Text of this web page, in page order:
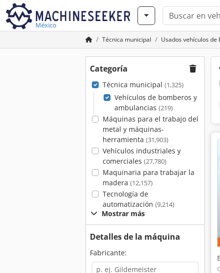
México
Técnica municipal Usados vehículos
Categoría
Técnica municipal (1,325)
Vehículos de bomberos y
ambulancias (219)
Máquinas para el trabajo del
metal y máquinas-
herramienta (31,903)
Vehículos industriales y
comerciales (27,780)
Maquinaria para trabajar la
madera (12,157)
Tecnología de
automatización (9,214)
Mostrar más
Detalles de la máquina
Fabricante: